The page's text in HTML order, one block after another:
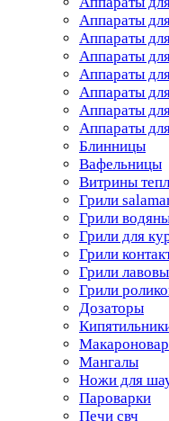
Аппараты
Аппараты
Аппараты
Аппараты
Аппараты
Аппараты
Аппараты
Блинницы
Вафельницы
Витрины
Грили
Грили
Грили для
Грили
Грили
Грили
Дозаторы
Мангалы
Ножи для
Пароварки
Печи свч